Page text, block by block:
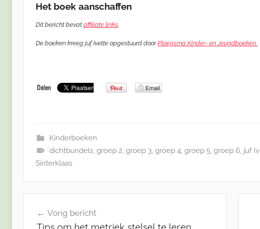
Het boek aanschaffen
Dit bericht bevat affiliate links.
De boeken kreeg juf Ivette opgestuurd doorPloegsma Kinder- en Jeugdboeken
Kinderboeken
dichtbundels, groep 2, groep 3, groep 4, groep 5, groep 6, juf
Sinterklaas
navigatie
Vorig bericht